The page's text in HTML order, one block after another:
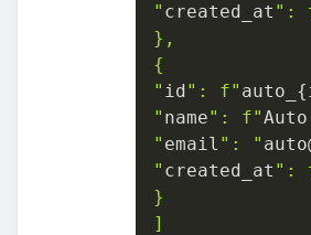
" created_at ":
},
{
" id": f"
" name": f"
" email ": "
" created_at ":
}
]